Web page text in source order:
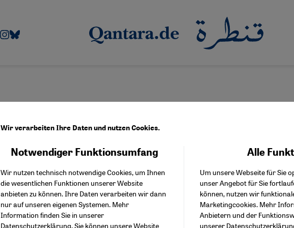
Staat und Religion in Pakistan
Blasphemiegesetze zielen auf Ahmadiyya-Gemeinde
Ein prominenter Blasphemie-Prozess hat zu Spannungen zwischen
geführt. Der Fall zeigt, wie Religion seit Jahrzehnten als politisches
Minderheiten des Landes
Wir verarbeiten Ihre Daten und nutzen Cookies.
Notwendiger Funktionsumfang
Wir nutzen technisch notwendige Cookies, um Ihnen
die wesentlichen Funktionen unserer Website
anbieten zu können. Ihre Daten verarbeiten wir dann
nur auf unseren eigenen Systemen. Mehr
Information finden Sie in unserer
Datenschutzerklärung. Sie können unsere Website
Alle
Um unsere Webseite für Sie
unser Angebot für Sie
können, nutzen wir
Marketingcookies. Mehr
Anbietern und der
unserer
Facebook Embed /
Twitter Embed
Instagram Embed
Youtube Embed
Google Maps Embed